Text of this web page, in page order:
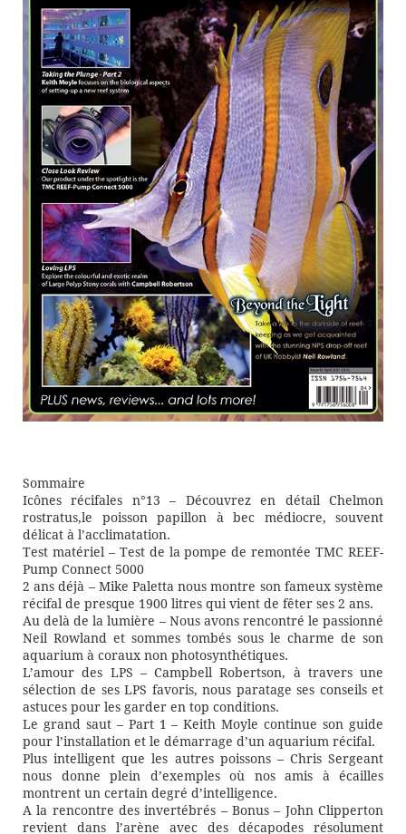
Sommaire
Icônes récifales n°13 – Découvrez en détail Chelmon
rostratus,le poisson papillon à bec médiocre, souvent
délicat à l’acclimatation.
Test matériel – Test de la pompe de remontée TMC REEF-
Pump Connect 5000
2 ans déjà – Mike Paletta nous montre son fameux système
récifal de presque 1900 litres qui vient de fêter ses 2 ans.
Au delà de la lumière – Nous avons rencontré le passionné
Neil Rowland et sommes tombés sous le charme de son
aquarium à coraux non photosynthétiques.
L’amour des LPS – Campbell Robertson, à travers une
sélection de ses LPS favoris, nous paratage ses conseils et
astuces pour les garder en top conditions.
Le grand saut – Part 1 – Keith Moyle continue son guide
pour l’installation et le démarrage d’un aquarium récifal.
Plus intelligent que les autres poissons – Chris Sergeant
nous donne plein d’exemples où nos amis à écailles
montrent un certain degré d’intelligence.
A la rencontre des invertébrés – Bonus – John Clipperton
revient dans l’arène avec des décapodes résolument